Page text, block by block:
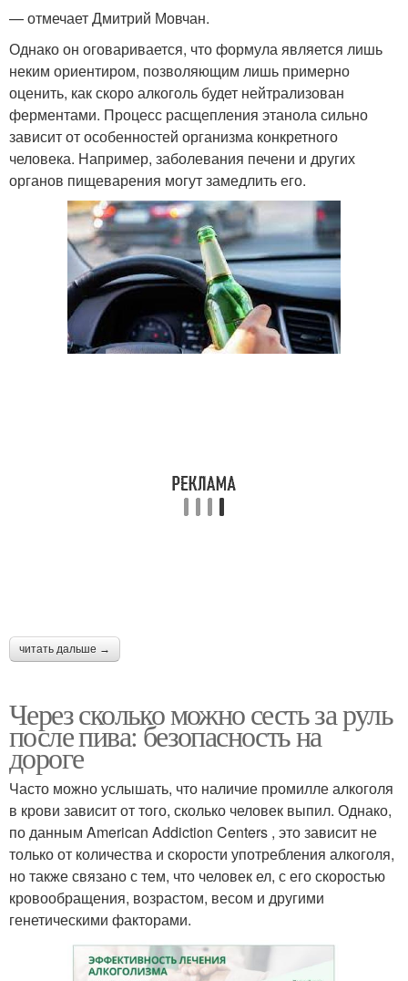
— отмечает Дмитрий Мовчан.
Однако он оговаривается, что формула является лишь
неким ориентиром, позволяющим лишь примерно
оценить, как скоро алкоголь будет нейтрализован
ферментами. Процесс расщепления этанола сильно
зависит от особенностей организма конкретного
человека. Например, заболевания печени и других
органов пищеварения могут замедлить его.
читать дальше →
Через сколько можно сесть за руль
после пива: безопасность на
дороге
Часто можно услышать, что наличие промилле алкоголя
в крови зависит от того, сколько человек выпил. Однако,
по данным American Addiction Centers , это зависит не
только от количества и скорости употребления алкоголя,
но также связано с тем, что человек ел, с его скоростью
кровообращения, возрастом, весом и другими
генетическими факторами.